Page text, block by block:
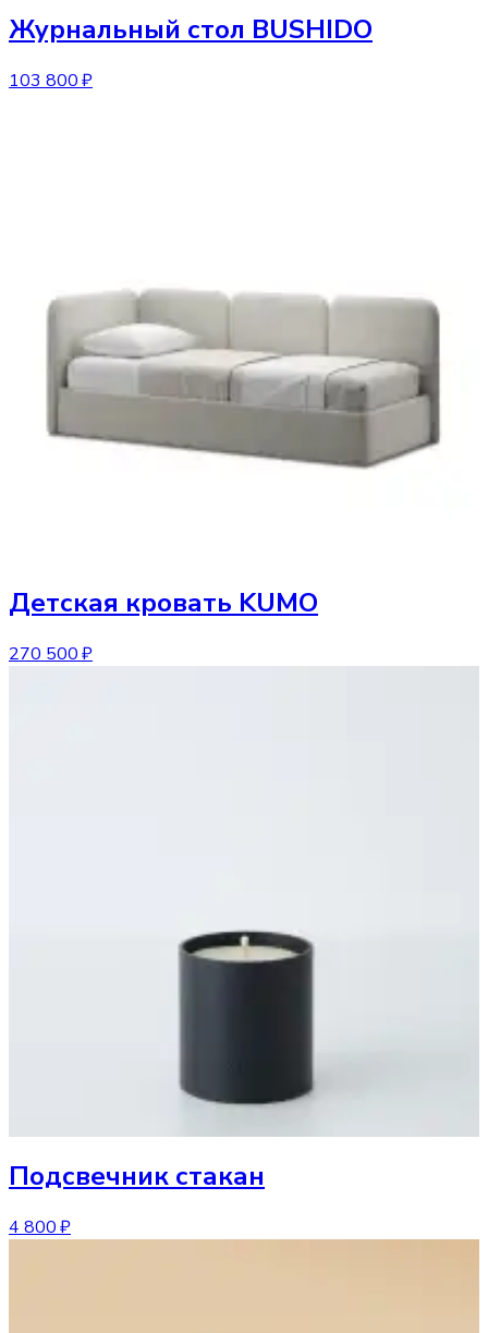
Журнальный стол BUSHIDO
103 800 ₽
Детская кровать KUMO
270 500 ₽
Подсвечник стакан
4 800 ₽